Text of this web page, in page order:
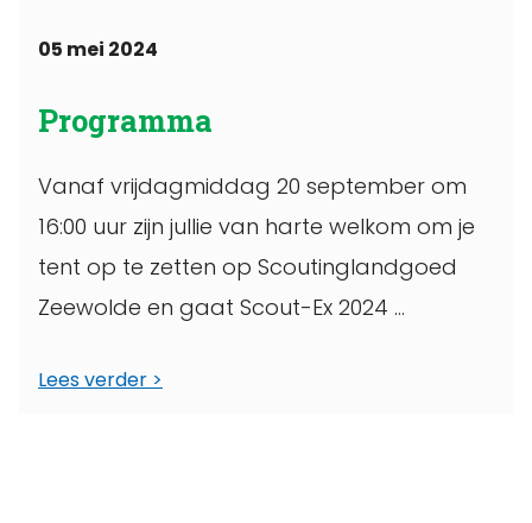
05 mei 2024
Programma
Vanaf vrijdagmiddag 20 september om
16:00 uur zijn jullie van harte welkom om je
tent op te zetten op Scoutinglandgoed
Zeewolde en gaat Scout-Ex 2024 ...
Lees verder